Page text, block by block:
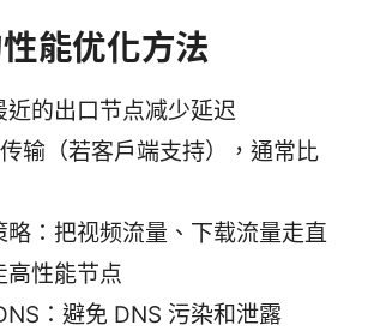
能优化方法
近的出口节点减少延迟
输（若客户端支持），通常比
略：把视频流量、下载流量走直
高性能节点
：避免 DNS 污染和泄露